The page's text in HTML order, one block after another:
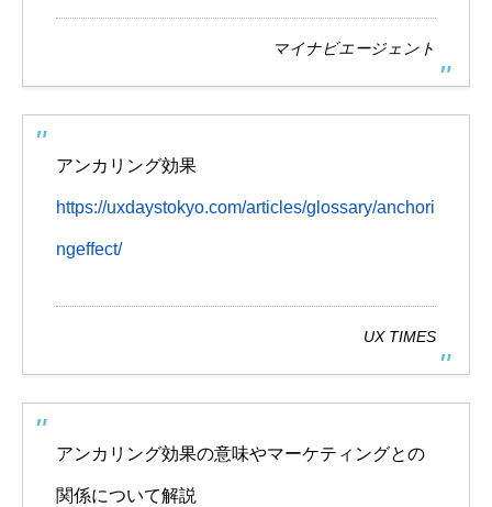
マイナビエージェント
アンカリング効果
https://uxdaystokyo.com/articles/glossary/anchori
ngeffect/
UX TIMES
アンカリング効果の意味やマーケティングとの
関係について解説